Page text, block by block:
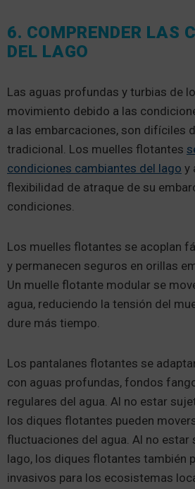
6. COMPRENDER LAS
DEL LAGO
Las aguas profundas y turbias de
movimiento debido a las
a las embarcaciones, son difíciles
tradicional. Los muelles flotantes
condiciones cambiantes del lago y
flexibilidad de atraque de su
condiciones.
Los muelles flotantes se acoplan
y permanecen seguros en orillas
Un muelle flotante modular se
agua, reduciendo la tensión del
dure más tiempo.
Los pantalanes flotantes se
con aguas profundas, fondos
regulares del agua. Al no estar
los diques flotantes pueden
fluctuaciones del agua. Al no
lago, los diques flotantes también
invasivos para los ecosistemas